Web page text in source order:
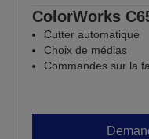
ColorWorks
Cutter automatique
Choix de médias
Commandes sur la